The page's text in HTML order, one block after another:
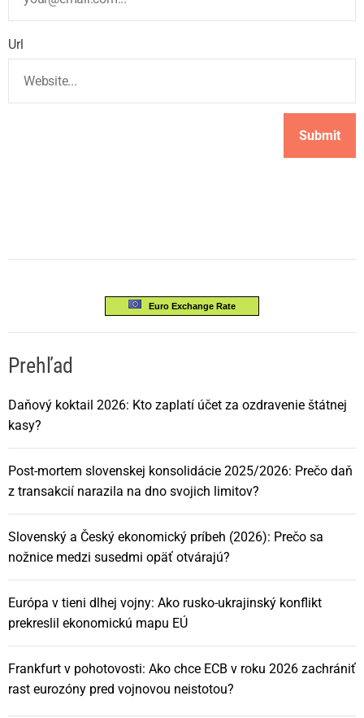
Url
Euro Exchange Rate
Prehľad
Daňový koktail 2026: Kto zaplatí účet za ozdravenie štátnej
kasy?
Post-mortem slovenskej konsolidácie 2025/2026: Prečo daň
z transakcií narazila na dno svojich limitov?
Slovenský a Český ekonomický príbeh (2026): Prečo sa
nožnice medzi susedmi opäť otvárajú?
Európa v tieni dlhej vojny: Ako rusko-ukrajinský konflikt
prekreslil ekonomickú mapu EÚ
Frankfurt v pohotovosti: Ako chce ECB v roku 2026 zachrániť
rast eurozóny pred vojnovou neistotou?